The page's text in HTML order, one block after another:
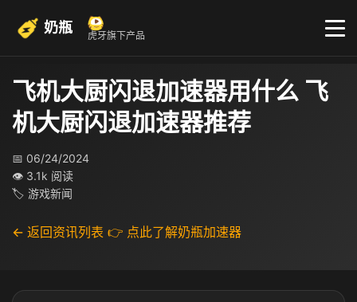
奶瓶 虎牙旗下产品
飞机大厨闪退加速器用什么 飞
机大厨闪退加速器推荐
📅 06/24/2024
👁 3.1k 阅读
🏷 游戏新闻
← 返回资讯列表 👉 点此了解奶瓶加速器